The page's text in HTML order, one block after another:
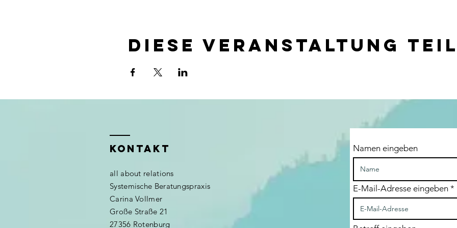
Diese Veranstaltung
KONTAKT
all about relations
Systemische Beratungspraxis
Carina Vollmer
Große Straße 21
27356 Rotenburg
Namen eingeben
E-Mail-Adresse eingeben